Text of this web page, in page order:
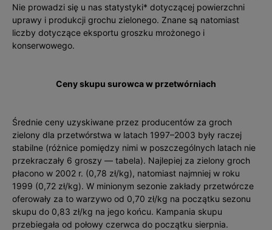
Nie prowadzi się u nas statystyki* dotyczącej powierzchni
uprawy i produkcji grochu zielonego. Znane są natomiast
liczby dotyczące eksportu groszku mrożonego i
konserwowego.
Ceny skupu surowca w przetwórniach
Średnie ceny uzyskiwane przez producentów za groch
zielony dla przetwórstwa w latach 1997–2003 były raczej
stabilne (różnice pomiędzy nimi w poszczególnych latach nie
przekraczały 6 groszy — tabela). Najlepiej za zielony groch
płacono w 2002 r. (0,78 zł/kg), natomiast najmniej w roku
1999 (0,72 zł/kg). W minionym sezonie zakłady przetwórcze
oferowały za to warzywo od 0,70 zł/kg na początku sezonu
skupu do 0,83 zł/kg na jego końcu. Kampania skupu
przebiegała od połowy czerwca do początku sierpnia.